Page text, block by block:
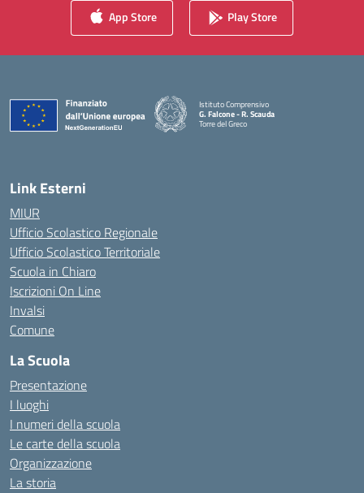
App Store Play Store
Istituto Comprensivo
G. Falcone - R. Scauda
Torre del Greco
Link Esterni
MIUR
Ufficio Scolastico Regionale
Ufficio Scolastico Territoriale
Scuola in Chiaro
Iscrizioni On Line
Invalsi
Comune
La Scuola
Presentazione
I luoghi
I numeri della scuola
Le carte della scuola
Organizzazione
La storia